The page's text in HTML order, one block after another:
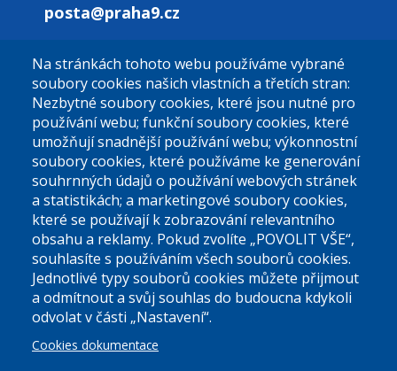
posta@praha9.cz
El. podatelna (bez el. podpisu):
podatelna@praha9.cz
Úřední dny:
Po a St: 08.00-12.00; 13.00-18.00
Úřední hodiny
Na stránkách tohoto webu používáme vybrané
soubory cookies našich vlastních a třetích stran:
Nezbytné soubory cookies, které jsou nutné pro
používání webu; funkční soubory cookies, které
umožňují snadnější používání webu; výkonnostní
soubory cookies, které používáme ke generování
souhrnných údajů o používání webových stránek
a statistikách; a marketingové soubory cookies,
které se používají k zobrazování relevantního
obsahu a reklamy. Pokud zvolíte „POVOLIT VŠE“,
souhlasíte s používáním všech souborů cookies.
Jednotlivé typy souborů cookies můžete přijmout
a odmítnout a svůj souhlas do budoucna kdykoli
odvolat v části „Nastavení“.
Cookies dokumentace